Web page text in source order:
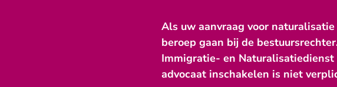
Als uw aanvraag voor
beroep gaan bij de
Immigratie- en
advocaat inschakelen is niet